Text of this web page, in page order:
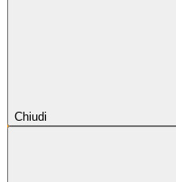
Chiudi